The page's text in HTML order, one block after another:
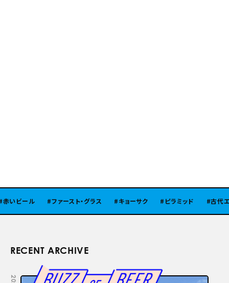
ビール ファースト・グラス キョーサク ピラミッド 古代エジ
RECENT ARCHIVE